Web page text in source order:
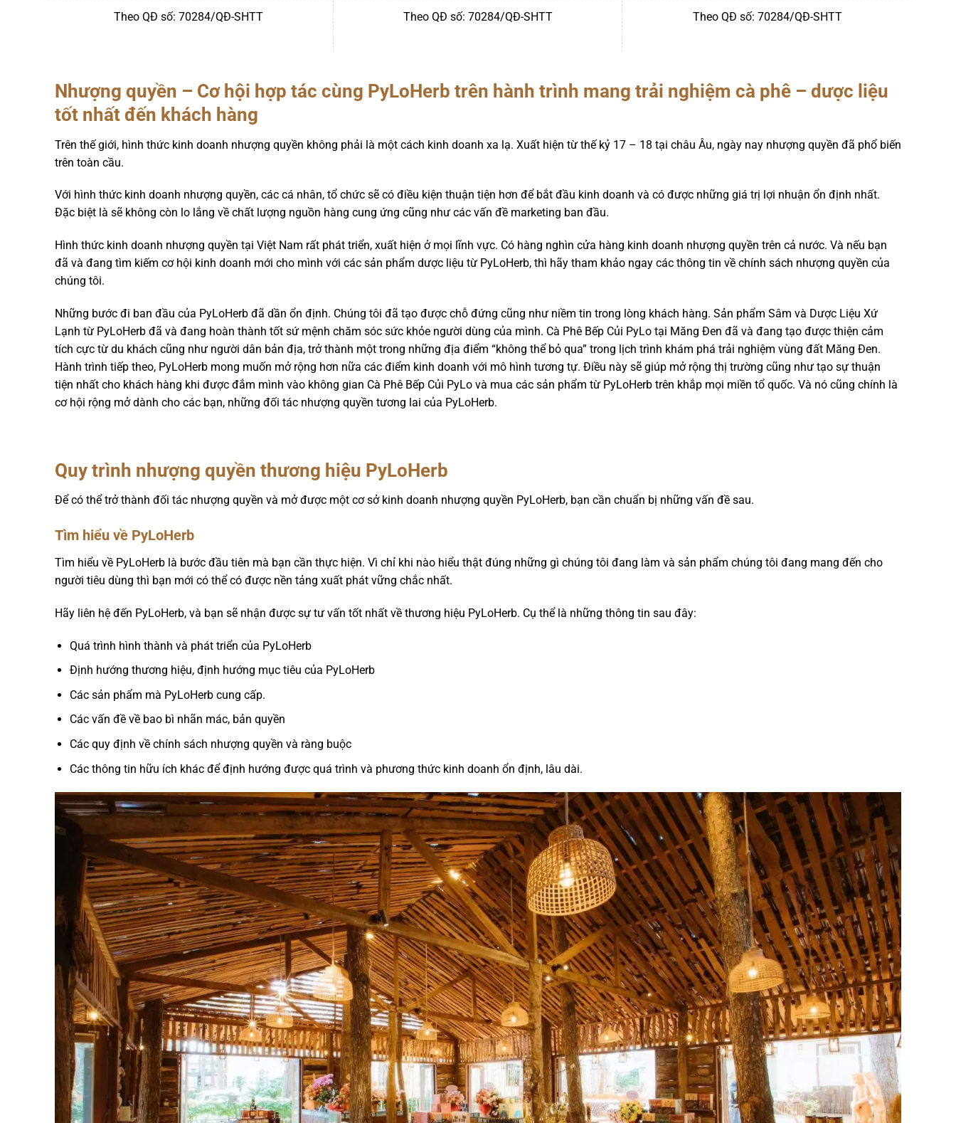
Theo QĐ số: 70284/QĐ-SHTT Theo QĐ số: 70284/QĐ-SHTT Theo QĐ số: 70284/QĐ-SHTT
Nhượng quyền – Cơ hội hợp tác cùng PyLoHerb trên hành trình mang trải nghiệm cà phê – dược liệu
tốt nhất đến khách hàng
Trên thế giới, hình thức kinh doanh nhượng quyền không phải là một cách kinh doanh xa lạ. Xuất hiện từ thế kỷ 17 – 18 tại châu Âu, ngày nay nhượng quyền đã phổ biến
trên toàn cầu.
Với hình thức kinh doanh nhượng quyền, các cá nhân, tổ chức sẽ có điều kiện thuận tiện hơn để bắt đầu kinh doanh và có được những giá trị lợi nhuận ổn định nhất.
Đặc biệt là sẽ không còn lo lắng về chất lượng nguồn hàng cung ứng cũng như các vấn đề marketing ban đầu.
Hình thức kinh doanh nhượng quyền tại Việt Nam rất phát triển, xuất hiện ở mọi lĩnh vực. Có hàng nghìn cửa hàng kinh doanh nhượng quyền trên cả nước. Và nếu bạn
đã và đang tìm kiếm cơ hội kinh doanh mới cho mình với các sản phẩm dược liệu từ PyLoHerb, thì hãy tham khảo ngay các thông tin về chính sách nhượng quyền của
chúng tôi.
Những bước đi ban đầu của PyLoHerb đã dần ổn định. Chúng tôi đã tạo được chỗ đứng cũng như niềm tin trong lòng khách hàng. Sản phẩm Sâm và Dược Liệu Xứ
Lạnh từ PyLoHerb đã và đang hoàn thành tốt sứ mệnh chăm sóc sức khỏe người dùng của mình. Cà Phê Bếp Củi PyLo tại Măng Đen đã và đang tạo được thiện cảm
tích cực từ du khách cũng như người dân bản địa, trở thành một trong những địa điểm “không thể bỏ qua” trong lịch trình khám phá trải nghiệm vùng đất Măng Đen.
Hành trình tiếp theo, PyLoHerb mong muốn mở rộng hơn nữa các điểm kinh doanh với mô hình tương tự. Điều này sẽ giúp mở rộng thị trường cũng như tạo sự thuận
tiện nhất cho khách hàng khi được đắm mình vào không gian Cà Phê Bếp Củi PyLo và mua các sản phẩm từ PyLoHerb trên khắp mọi miền tổ quốc. Và nó cũng chính là
cơ hội rộng mở dành cho các bạn, những đối tác nhượng quyền tương lai của PyLoHerb.
Quy trình nhượng quyền thương hiệu PyLoHerb
Để có thể trở thành đối tác nhượng quyền và mở được một cơ sở kinh doanh nhượng quyền PyLoHerb, bạn cần chuẩn bị những vấn đề sau.
Tìm hiểu về PyLoHerb
Tìm hiểu về PyLoHerb là bước đầu tiên mà bạn cần thực hiện. Vì chỉ khi nào hiểu thật đúng những gì chúng tôi đang làm và sản phẩm chúng tôi đang mang đến cho
người tiêu dùng thì bạn mới có thể có được nền tảng xuất phát vững chắc nhất.
Hãy liên hệ đến PyLoHerb, và bạn sẽ nhận được sự tư vấn tốt nhất về thương hiệu PyLoHerb. Cụ thể là những thông tin sau đây:
Quá trình hình thành và phát triển của PyLoHerb
Định hướng thương hiệu, định hướng mục tiêu của PyLoHerb
Các sản phẩm mà PyLoHerb cung cấp.
Các vấn đề về bao bì nhãn mác, bản quyền
Các quy định về chính sách nhượng quyền và ràng buộc
Các thông tin hữu ích khác để định hướng được quá trình và phương thức kinh doanh ổn định, lâu dài.